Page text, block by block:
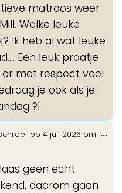
matroos weer
Welke leuke
Ik heb al wat leuke
Een leuk praatje
met respect veel
je ook als je
?!
op 4 juli 2026 om
geen echt
daarom gaan
...